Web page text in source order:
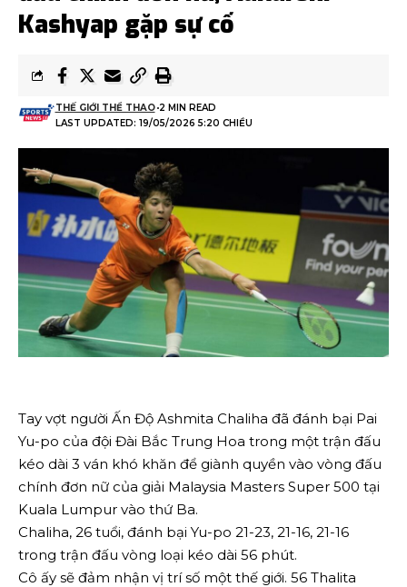
Kashyap gặp sự cố
LAST UPDATED: 19/05/2026 5:20 CHIỀU
THẾ GIỚI THỂ THAO 2 MIN READ
Tay vợt người Ấn Độ Ashmita Chaliha đã đánh bại Pai
Yu-po của đội Đài Bắc Trung Hoa trong một trận đấu
kéo dài 3 ván khó khăn để giành quyền vào vòng đấu
chính đơn nữ của giải Malaysia Masters Super 500 tại
Kuala Lumpur vào thứ Ba.
Chaliha, 26 tuổi, đánh bại Yu-po 21-23, 21-16, 21-16
trong trận đấu vòng loại kéo dài 56 phút.
Cô ấy sẽ đảm nhận vị trí số một thế giới. 56 Thalita